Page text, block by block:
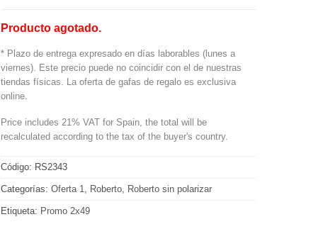
Producto agotado.
* Plazo de entrega expresado en días laborables (lunes a
viernes). Este precio puede no coincidir con el de nuestras
tiendas físicas. La oferta de gafas de regalo es exclusiva
online.
Price includes 21% VAT for Spain, the total will be
recalculated according to the tax of the buyer's country.
Código: RS2343
Categorías: Oferta 1 Roberto Roberto sin polarizar
Etiqueta: Promo 2x49